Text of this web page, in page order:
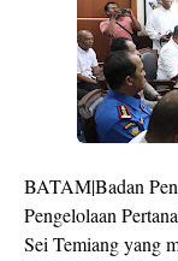
BATAM|Badan
Pengelolaan
Sei Temiang yang